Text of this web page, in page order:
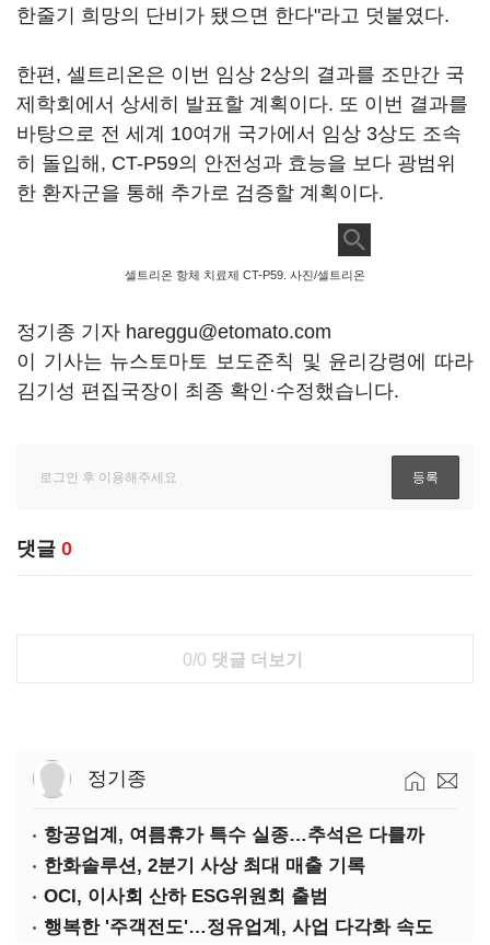
한줄기 희망의 단비가 됐으면 한다"라고 덧붙였다.
한편, 셀트리온은 이번 임상 2상의 결과를 조만간 국
제학회에서 상세히 발표할 계획이다. 또 이번 결과를
바탕으로 전 세계 10여개 국가에서 임상 3상도 조속
히 돌입해, CT-P59의 안전성과 효능을 보다 광범위
한 환자군을 통해 추가로 검증할 계획이다.
셀트리온 항체 치료제 CT-P59. 사진/셀트리온
정기종 기자 hareggu@etomato.com
이 기사는 뉴스토마토 보도준칙 및 윤리강령에 따라
김기성 편집국장이 최종 확인·수정했습니다.
댓글 0
0/0 댓글 더보기
정기종
항공업계, 여름휴가 특수 실종…추석은 다를까
한화솔루션, 2분기 사상 최대 매출 기록
OCI, 이사회 산하 ESG위원회 출범
행복한 '주객전도'…정유업계, 사업 다각화 속도